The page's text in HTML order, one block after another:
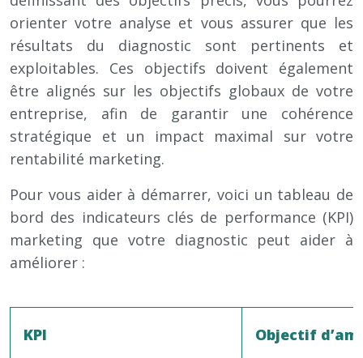
orienter votre analyse et vous assurer que les
résultats du diagnostic sont pertinents et
exploitables. Ces objectifs doivent également
être alignés sur les objectifs globaux de votre
entreprise, afin de garantir une cohérence
stratégique et un impact maximal sur votre
rentabilité marketing.
Pour vous aider à démarrer, voici un tableau de
bord des indicateurs clés de performance (KPI)
marketing que votre diagnostic peut aider à
améliorer :
KPI Objectif